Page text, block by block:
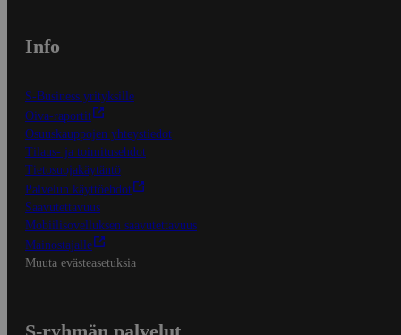
Info
S-Business yrityksille
Oiva-raportit
Osuuskauppojen yhteystiedot
Tilaus- ja toimitusehdot
Tietosuojakäytäntö
Palvelun käyttöehdot
Saavutettavuus
Mobiilisovelluksen saavutettavuus
Mainostajalle
Muuta evästeasetuksia